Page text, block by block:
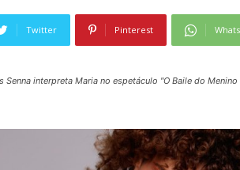
Twitter Pinterest
Senna interpreta Maria no espetáculo "O Baile do Menino